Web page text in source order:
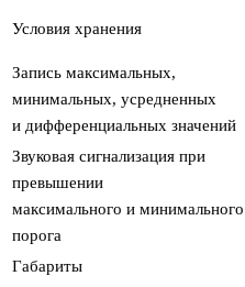
Условия хранения
Запись максимальных,
минимальных, усредненных
и дифференциальных значений
Звуковая сигнализация при
превышении
максимального и минимального
порога
Габариты